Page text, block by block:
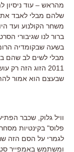
מהראש – עוד ניסיון
שלהם מבלי לאבד
משחר הקולנוע ועד
ברור לנו שגיבורי
בשעה שבקומדיה
מבלי לשים לב שהם
2011 הזוג הזה
שבעצם הוא אמור
וויל גלוק, שכבר
פלוס" בקינטיות
לגמרי על הסם הזה
ומשתמש באמפייר